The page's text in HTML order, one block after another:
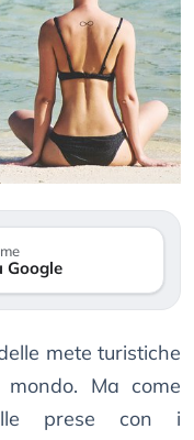
Google
mete turistiche
Ma come
prese con i